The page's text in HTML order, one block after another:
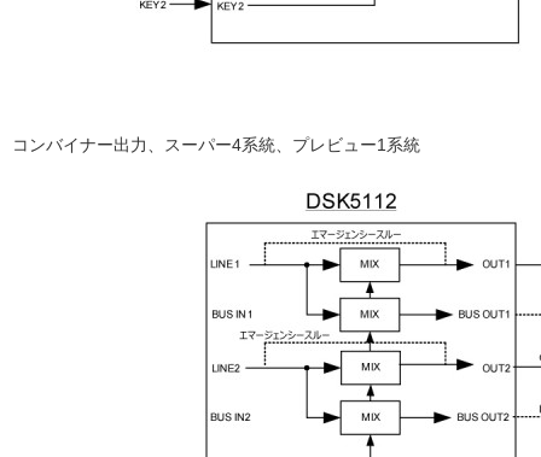
コンバイナー出力、スーパー4系統、プレビュー1系統